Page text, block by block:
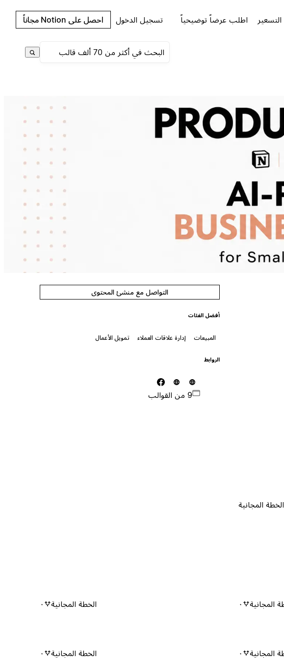
التسعير اطلب عرضاً توضيحياً تسجيل الدخول احصل على Notion مجاناً
التواصل مع منشئ المحتوى
أفضل الفئات
المبيعات إدارة علاقات العملاء تمويل الأعمال
الروابط
9 من القوالب
الخطة المجانية
المجانية ٠ الخطة المجانية ٠
المجانية ٠ الخطة المجانية ٠